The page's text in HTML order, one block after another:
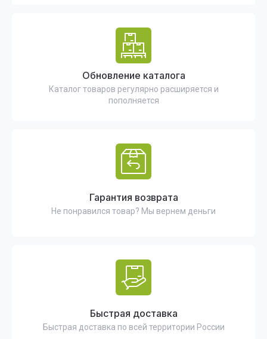
Обновление каталога
Каталог товаров регулярно расширяется и
пополняется
Гарантия возврата
Не понравился товар? Мы вернем деньги
Быстрая доставка
Быстрая доставка по всей территории России